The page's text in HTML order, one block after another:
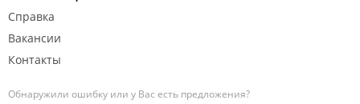
Справка
Вакансии
Контакты
Обнаружили ошибку или у Вас есть предложения?